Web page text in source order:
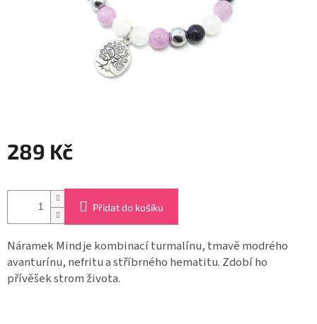
Produkty
dřeva
Lapače
snů
289 Kč
cena:
Přidat do košíku
Náramek Mind je kombinací turmalínu, tmavě modrého
avanturínu, nefritu a stříbrného hematitu. Zdobí ho
přívěšek strom života.